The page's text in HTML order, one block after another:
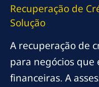
Recuperação de
Solução
A recuperação de
para negócios
financeiras. A